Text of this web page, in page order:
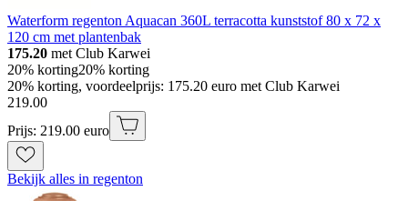
Waterform regenton Aquacan 360L terracotta kunststof 80 x 72 x
120 cm met plantenbak
175.20 met Club Karwei
20% korting20% korting
20% korting, voordeelprijs: 175.20 euro met Club Karwei
219.00
Prijs: 219.00 euro
Bekijk alles in regenton